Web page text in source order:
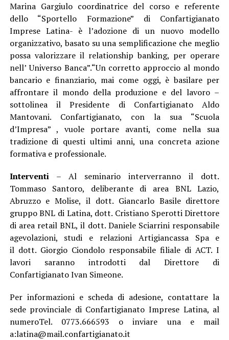
Marina Gargiulo coordinatrice del corso e referente
dello “Sportello Formazione” di Confartigianato
Imprese Latina- è l’adozione di un nuovo modello
organizzativo, basato su una semplificazione che meglio
possa valorizzare il relationship banking, per operare
nell’ Universo Banca”.“Un corretto approccio al mondo
bancario e finanziario, mai come oggi, è basilare per
affrontare il mondo della produzione e del lavoro –
sottolinea il Presidente di Confartigianato Aldo
Mantovani. Confartigianato, con la sua “Scuola
d’Impresa” , vuole portare avanti, come nella sua
tradizione di questi ultimi anni, una concreta azione
formativa e professionale.
Interventi– Al seminario interverranno il dott.
Tommaso Santoro, deliberante di area BNL Lazio,
Abruzzo e Molise, il dott. Giancarlo Basile direttore
gruppo BNL di Latina, dott. Cristiano Sperotti Direttore
di area retail BNL, il dott. Daniele Sciarrini responsabile
agevolazioni, studi e relazioni Artigiancassa Spa e
il dott. Giorgio Ciondolo responsabile filiale di ACT. I
lavori saranno introdotti dal Direttore di
Confartigianato Ivan Simeone.
Per informazioni e scheda di adesione, contattare la
sede provinciale di Confartigianato Imprese Latina, al
numeroTel. 0773.666593 o inviare una e mail
a:latina@mail.confartigianato.it